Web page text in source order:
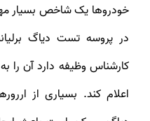
خودروها یک شاخص بسیار مهم
کارشناس وظیفه دارد آن را به
اعلام کند. بسیاری از